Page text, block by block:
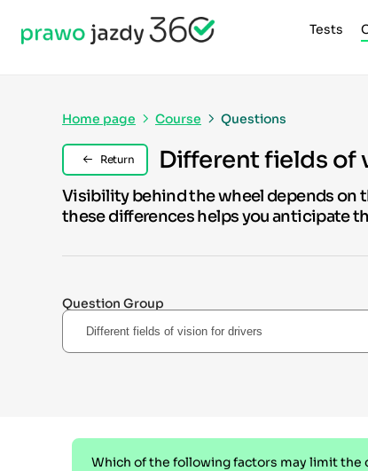
Tests
Home page Course Questions
Return Different fields of
Visibility behind the wheel depends on
these differences helps you anticipate
Question Group
Which of the following factors may limit the